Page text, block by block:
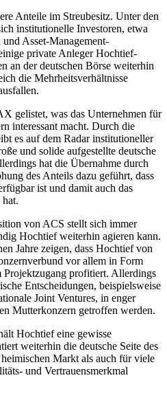
Anteile im Streubesitz. Unter den
institutionelle Investoren, etwa
Asset-Management-
private Anleger Hochtief-
an der deutschen Börse weiterhin
die Mehrheitsverhältnisse
gelistet, was das Unternehmen für
interessant macht. Durch die
es auf dem Radar institutioneller
und solide aufgestellte deutsche
hat die Übernahme durch
des Anteils dazu geführt, dass
ist und damit auch das
von ACS stellt sich immer
Hochtief weiterhin agieren kann.
Jahre zeigen, dass Hochtief von
vor allem in Form
Projektzugang profitiert. Allerdings
Entscheidungen, beispielsweise
Joint Ventures, in enger
Mutterkonzern getroffen werden.
Hochtief eine gewisse
weiterhin die deutsche Seite des
Markt als auch für viele
und Vertrauensmerkmal